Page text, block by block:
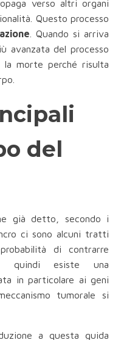
verso altri organi
Questo processo
. Quando si arriva
avanzata del processo
la morte perché risulta
del
già detto, secondo i
ci sono alcuni tratti
di contrarre
esiste una
in particolare ai geni
tumorale si
a questa guida